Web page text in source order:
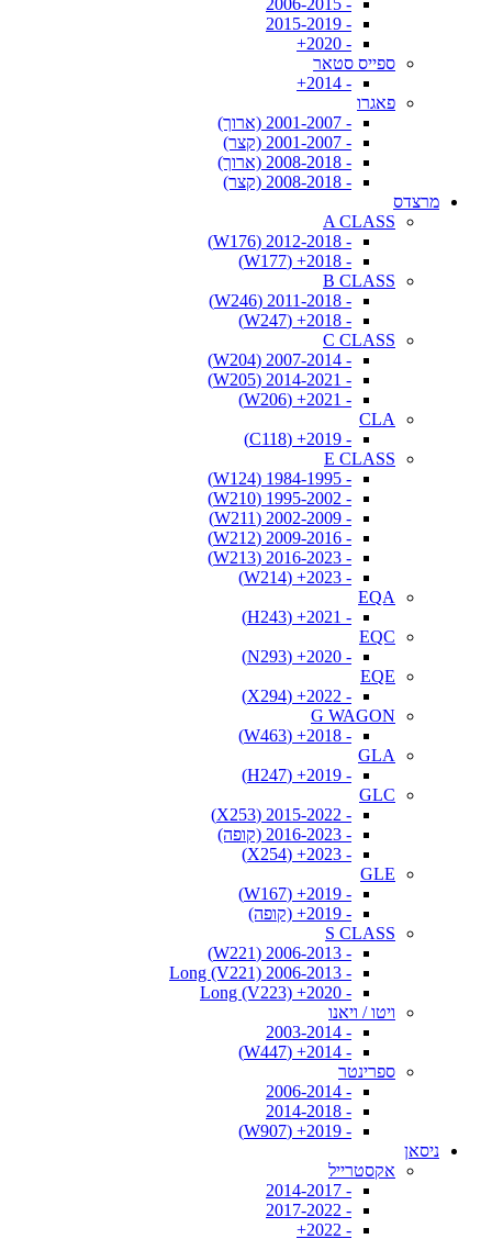
- 2006-2015
- 2015-2019
- 2020+
ספייס סטאר
- 2014+
פאגרו
- 2001-2007 (ארוך)
- 2001-2007 (קצר)
- 2008-2018 (ארוך)
- 2008-2018 (קצר)
מרצדס
A CLASS
- 2012-2018 (W176)
- 2018+ (W177)
B CLASS
- 2011-2018 (W246)
- 2018+ (W247)
C CLASS
- 2007-2014 (W204)
- 2014-2021 (W205)
- 2021+ (W206)
CLA
- 2019+ (C118)
E CLASS
- 1984-1995 (W124)
- 1995-2002 (W210)
- 2002-2009 (W211)
- 2009-2016 (W212)
- 2016-2023 (W213)
- 2023+ (W214)
EQA
- 2021+ (H243)
EQC
- 2020+ (N293)
EQE
- 2022+ (X294)
G WAGON
- 2018+ (W463)
GLA
- 2019+ (H247)
GLC
- 2015-2022 (X253)
- 2016-2023 (קופה)
- 2023+ (X254)
GLE
- 2019+ (W167)
- 2019+ (קופה)
S CLASS
- 2006-2013 (W221)
- 2006-2013 Long (V221)
- 2020+ Long (V223)
ויטו / ויאנו
- 2003-2014
- 2014+ (W447)
ספרינטר
- 2006-2014
- 2014-2018
- 2019+ (W907)
ניסאן
אקסטרייל
- 2014-2017
- 2017-2022
- 2022+